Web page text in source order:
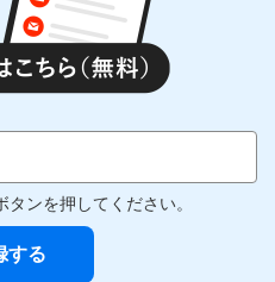
ンを押してください。